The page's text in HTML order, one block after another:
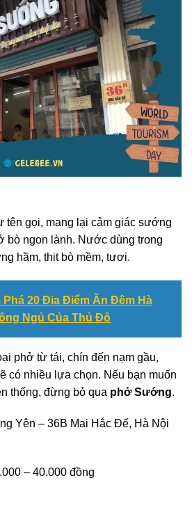
tên gọi, mang lại cảm giác sướng
bò ngon lành. Nước dùng trong
hầm, thịt bò mềm, tươi.
Phá 20 Địa Điểm Ăn Đêm Hà
Ngủ Của Thủ Đô
phở từ tái, chín đến nạm gầu,
có nhiều lựa chọn. Nếu bạn muốn
thống, đừng bỏ qua phở Sướng.
Yên – 36B Mai Hắc Đế, Hà Nội
– 40.000 đồng